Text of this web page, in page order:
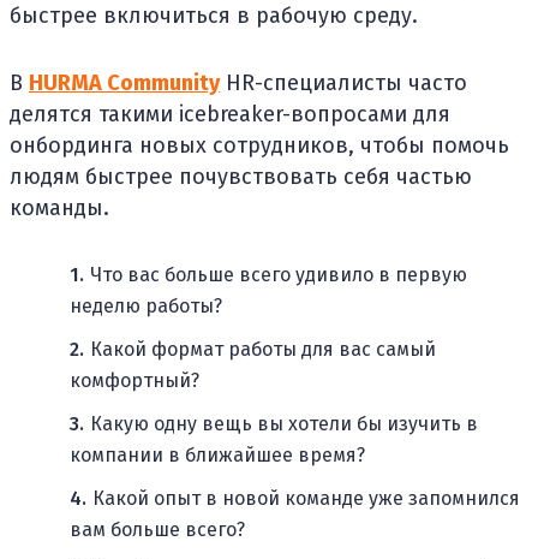
быстрее включиться в рабочую среду.
В HURMA CommunityHR-специалисты часто
делятся такими icebreaker-вопросами для
онбординга новых сотрудников, чтобы помочь
людям быстрее почувствовать себя частью
команды.
Что вас больше всего удивило в первую
неделю работы?
Какой формат работы для вас самый
комфортный?
Какую одну вещь вы хотели бы изучить в
компании в ближайшее время?
Какой опыт в новой команде уже запомнился
вам больше всего?